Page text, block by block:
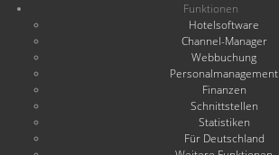
Funktionen
Hotelsoftware
Channel-Manager
Webbuchung
Personalmanagement
Finanzen
Schnittstellen
Statistiken
Für Deutschland